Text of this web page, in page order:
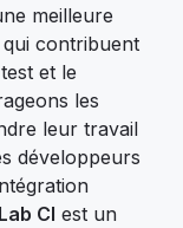
meilleure
contribuent
et le
les
leur travail
développeurs
CI est un